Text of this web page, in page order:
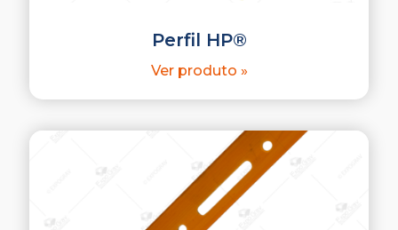
Perfil HP®
Ver produto »